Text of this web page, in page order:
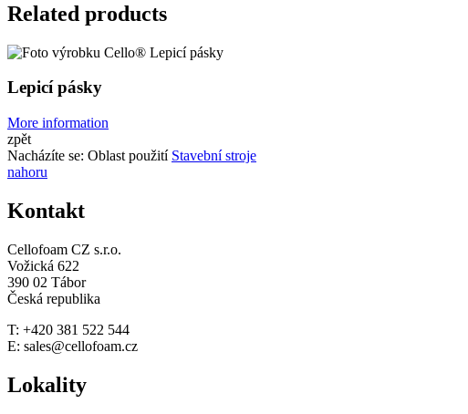
Related products
Lepicí pásky
More information
zpět
Nacházíte se: Oblast použití Stavební stroje
nahoru
Kontakt
Cellofoam CZ s.r.o.
Vožická 622
390 02 Tábor
Česká republika
T: +420 381 522 544
E: sales@cellofoam.cz
Lokality